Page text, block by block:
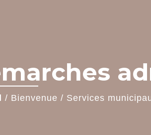
/ Bienvenue / Services